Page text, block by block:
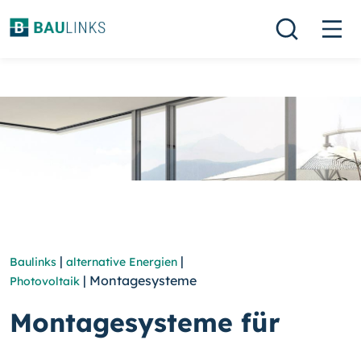
Baulinks | alternative Energien |
Photovoltaik | Montagesysteme
Montagesysteme für